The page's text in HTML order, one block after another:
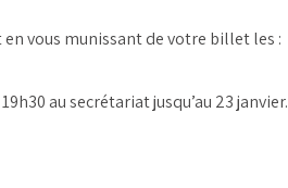
vous munissant de votre billet les :
au secrétariat jusqu’au 23 janvier.